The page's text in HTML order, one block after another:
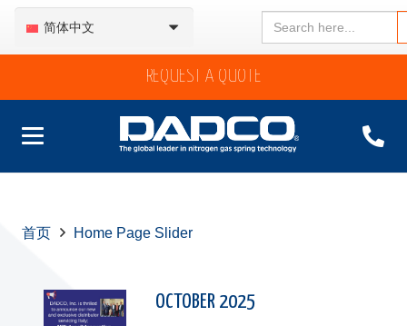
简体中文
Search
for:
REQUEST A QUOTE
首页 Home Page Slider
OCTOBER 2025